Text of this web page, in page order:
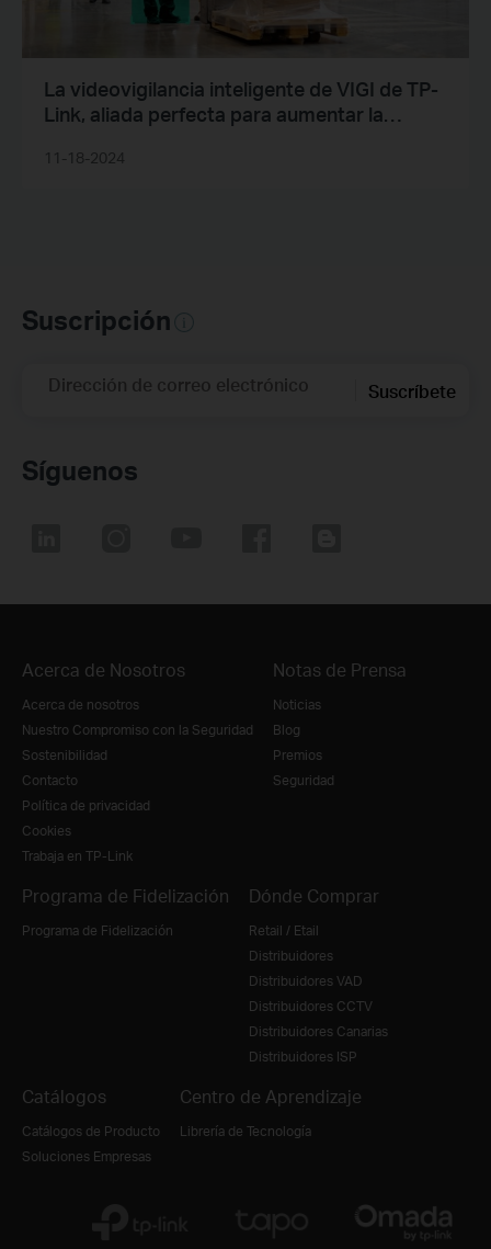
La videovigilancia inteligente de VIGI de TP-
Link, aliada perfecta para aumentar la
almacenes
11-18-2024
Suscripción
Dirección de correo electrónico Suscríbete
Síguenos
Acerca de Nosotros
Acerca de nosotros
Nuestro Compromiso con la Seguridad
Sostenibilidad
Contacto
Política de privacidad
Cookies
Trabaja en TP-Link
Notas de Prensa
Noticias
Blog
Premios
Seguridad
Programa de Fidelización
Programa de Fidelización
Dónde Comprar
Retail / Etail
Distribuidores
Distribuidores VAD
Distribuidores CCTV
Distribuidores Canarias
Distribuidores ISP
Catálogos
Catálogos de Producto
Soluciones Empresas
Centro de Aprendizaje
Librería de Tecnología